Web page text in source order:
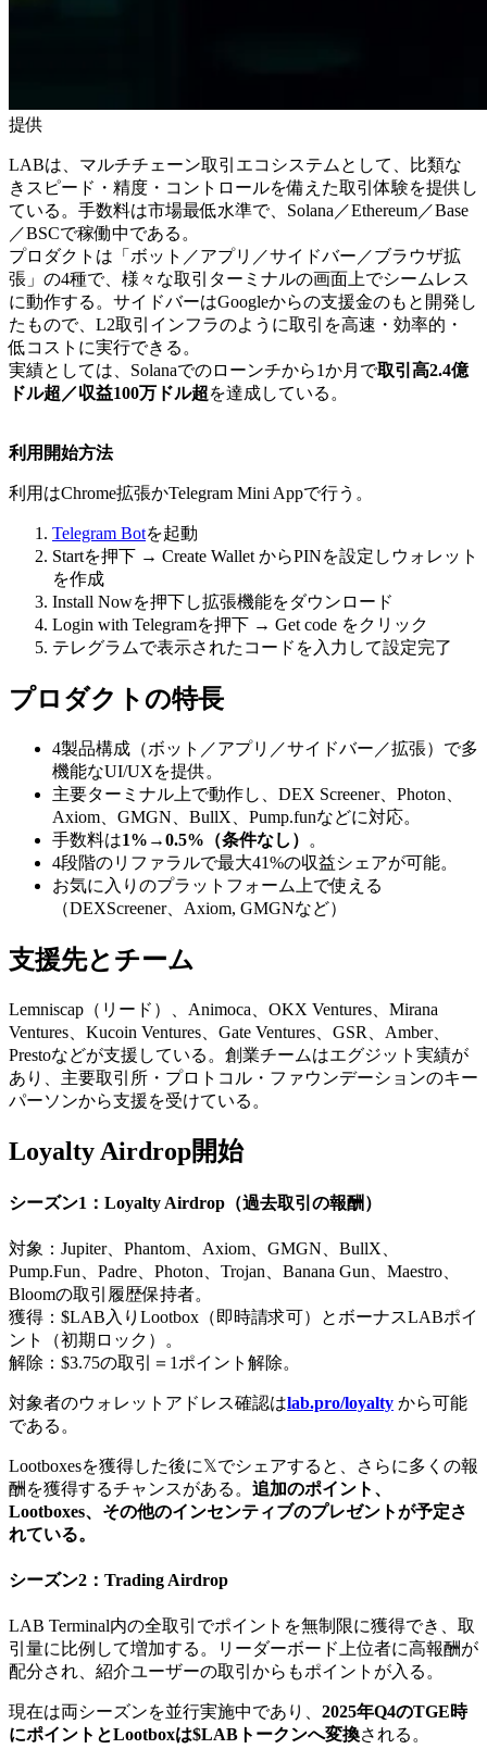
提供
LABは、マルチチェーン取引エコシステムとして、比類な
きスピード・精度・コントロールを備えた取引体験を提供し
ている。手数料は市場最低水準で、Solana／Ethereum／Base
／BSCで稼働中である。
プロダクトは「ボット／アプリ／サイドバー／ブラウザ拡
張」の4種で、様々な取引ターミナルの画面上でシームレス
に動作する。サイドバーはGoogleからの支援金のもと開発し
たもので、L2取引インフラのように取引を高速・効率的・
低コストに実行できる。
実績としては、Solanaでのローンチから1か月で取引高2.4億
ドル超／収益100万ドル超を達成している。
利用開始方法
利用はChrome拡張かTelegram Mini Appで行う。
Telegram Botを起動
Startを押下 → Create Wallet からPINを設定しウォレット
を作成
Install Nowを押下し拡張機能をダウンロード
Login with Telegramを押下 → Get code をクリック
テレグラムで表示されたコードを入力して設定完了
プロダクトの特長
4製品構成（ボット／アプリ／サイドバー／拡張）で多
機能なUI/UXを提供。
主要ターミナル上で動作し、DEX Screener、Photon、
Axiom、GMGN、BullX、Pump.funなどに対応。
手数料は1%→0.5%（条件なし）
。
4段階のリファラルで最大41%の収益シェアが可能。
お気に入りのプラットフォーム上で使える
（DEXScreener、Axiom, GMGNなど）
支援先とチーム
Lemniscap（リード）、Animoca、OKX Ventures、Mirana
Ventures、Kucoin Ventures、Gate Ventures、GSR、Amber、
Prestoなどが支援している。創業チームはエグジット実績が
あり、主要取引所・プロトコル・ファウンデーションのキー
パーソンから支援を受けている。
Loyalty Airdrop開始
シーズン1：Loyalty Airdrop（過去取引の報酬）
対象：Jupiter、Phantom、Axiom、GMGN、BullX、
Pump.Fun、Padre、Photon、Trojan、Banana Gun、Maestro、
Bloomの取引履歴保持者。
獲得：$LAB入りLootbox（即時請求可）とボーナスLABポイ
ント（初期ロック）。
解除：$3.75の取引＝1ポイント解除。
対象者のウォレットアドレス確認はlab.pro/loyalty から可能
である。
Lootboxesを獲得した後に𝕏でシェアすると、さらに多くの報
酬を獲得するチャンスがある。 追加のポイント、
Lootboxes、その他のインセンティブのプレゼントが予定さ
れている。
シーズン2：Trading Airdrop
LAB Terminal内の全取引でポイントを無制限に獲得でき、取
引量に比例して増加する。リーダーボード上位者に高報酬が
配分され、紹介ユーザーの取引からもポイントが入る。
現在は両シーズンを並行実施中であり、 2025年Q4のTGE時
にポイントとLootboxは$LABトークンへ変換される。